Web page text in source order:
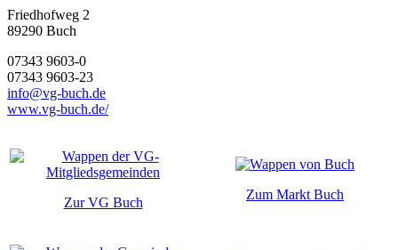
Friedhofweg 2
89290 Buch
07343 9603-0
07343 9603-23
info@vg-buch.de
www.vg-buch.de/
Zur VG Buch
Zum Markt Buch